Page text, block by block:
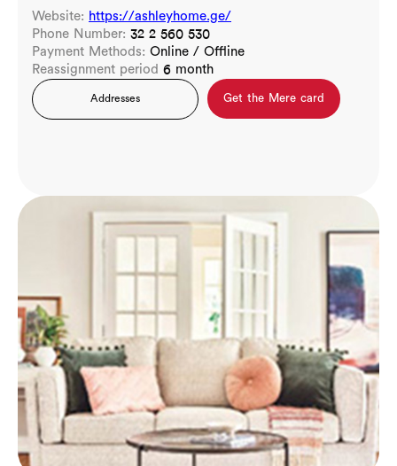
Website: https://ashleyhome.ge/
Phone Number: 32 2 560 530
Payment Methods: Online / Offline
Reassignment period 6 month
Addresses Get the Mere card